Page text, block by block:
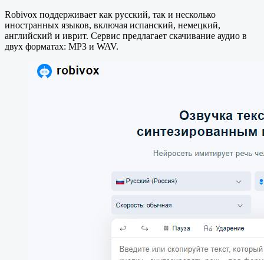
Robivox поддерживает как русский, так и несколько
иностранных языков, включая испанский, немецкий,
английский и иврит. Сервис предлагает скачивание аудио в
двух форматах: MP3 и WAV.